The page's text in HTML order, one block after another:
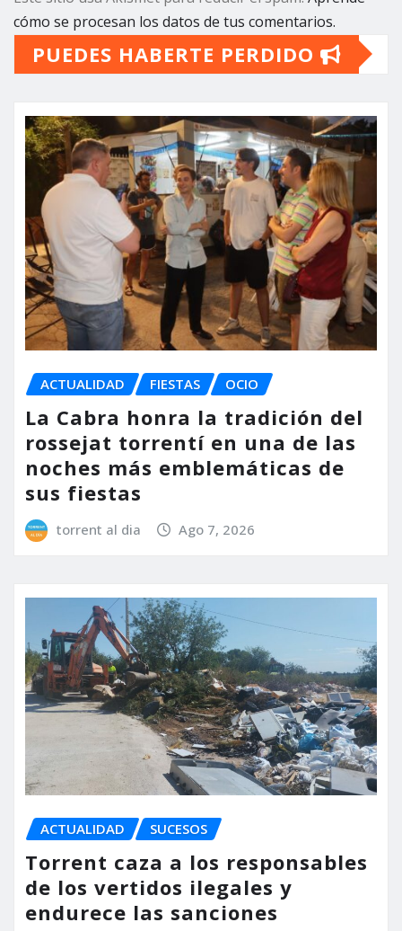
cómo se procesan los datos de tus comentarios.
PUEDES HABERTE PERDIDO
ACTUALIDAD FIESTAS OCIO
La Cabra honra la tradición del
rossejat torrentí en una de las
noches más emblemáticas de
sus fiestas
torrent al dia Ago 7, 2026
ACTUALIDAD SUCESOS
Torrent caza a los responsables
de los vertidos ilegales y
endurece las sanciones